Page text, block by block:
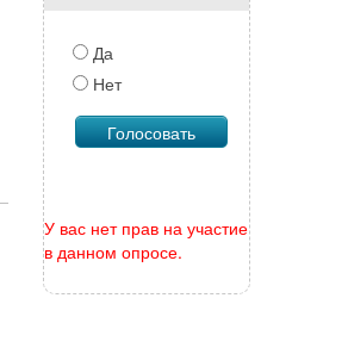
Да
Нет
У вас нет прав на участие
в данном опросе.